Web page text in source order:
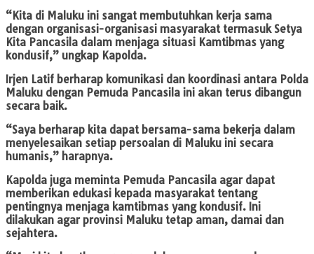
“Kita di Maluku ini sangat membutuhkan kerja sama
dengan organisasi-organisasi masyarakat termasuk Setya
Kita Pancasila dalam menjaga situasi Kamtibmas yang
kondusif,” ungkap Kapolda.
Irjen Latif berharap komunikasi dan koordinasi antara Polda
Maluku dengan Pemuda Pancasila ini akan terus dibangun
secara baik.
“Saya berharap kita dapat bersama-sama bekerja dalam
menyelesaikan setiap persoalan di Maluku ini secara
humanis,” harapnya.
Kapolda juga meminta Pemuda Pancasila agar dapat
memberikan edukasi kepada masyarakat tentang
pentingnya menjaga kamtibmas yang kondusif. Ini
dilakukan agar provinsi Maluku tetap aman, damai dan
sejahtera.